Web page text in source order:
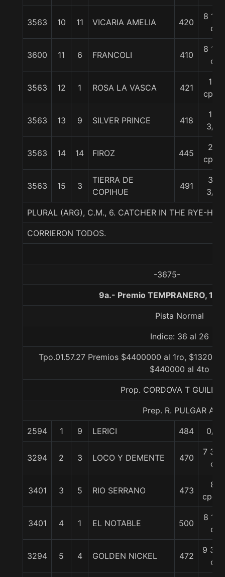
3563 10 11 VICARIA AMELIA 420
8 1/2
c
3600 11 6 FRANCOLI 410
8 1/2
c
3563 12 1 ROSA LA VASCA 421
10
cpos
3563 13 9 SILVER PRINCE 418
12
3/4
3563 14 14 FIROZ 445
22
cpos
3563 15 3
TIERRA DE
COPIHUE
491
33
3/4
PLURAL (ARG), C.M., 6. CATCHER IN THE RYE-
CORRIERON TODOS.
-3675-
9a.- Premio TEMPRANERO,
Pista Normal
Indice: 36 al 26
Tpo.01.57.27 Premios $4400000 al 1ro,
$440000 al 4to
Prop. CORDOVA T
Prep. R. PULGAR A.
2594 1 9 LERICI 484 0/0
3294 2 3 LOCO Y DEMENTE 470
7 3/4
c
3401 3 5 RIO SERRANO 473
8
cpos.
3401 4 1 EL NOTABLE 500
8 1/4
c
3294 5 4 GOLDEN NICKEL 472
9 3/4
c